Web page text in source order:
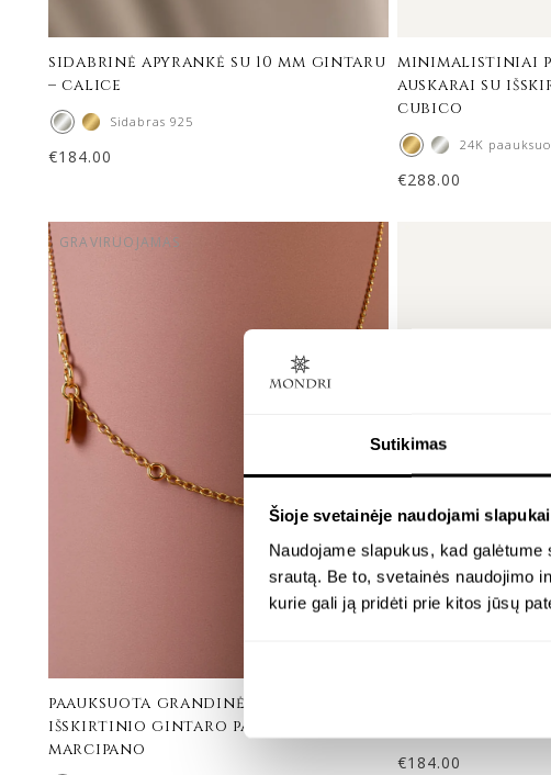
Sutikimas
Šioje svetainėje naudojami slapukai
Naudojame slapukus, kad
srautą. Be to, svetainės naudojimo
kurie gali ją pridėti prie kitos jūsų
sidabrinė apyrankė su 10 mm gintaru
– calice
Sidabras 925
€184.00
minimalistiniai
auskarai su
cubico
24K
€288.00
GRAVIRUOJAMAS
paauksuota grandinėlė su 6 mm
išskirtinio gintaro pakabuku –
marcipano
paauksuota
€184.00